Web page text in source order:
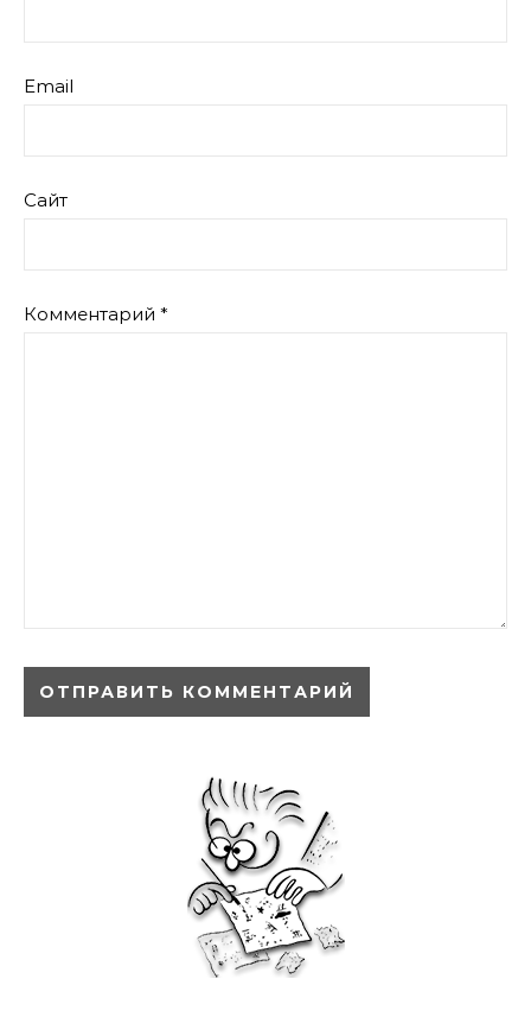
Email
Сайт
Комментарий *